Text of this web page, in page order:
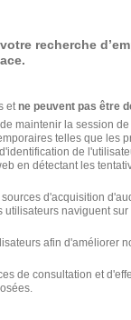
les points de
recherche
et ne peuvent pas être
maintenir la session
telles que les
de
en détectant les
d'acquisition
naviguent sur
afin d'améliorer
de consultation et